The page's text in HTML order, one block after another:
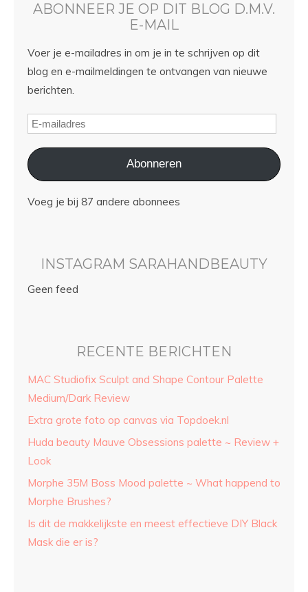
ABONNEER JE OP DIT BLOG D.M.V.
E-MAIL
Voer je e-mailadres in om je in te schrijven op dit
blog en e-mailmeldingen te ontvangen van nieuwe
berichten.
Abonneren
Voeg je bij 87 andere abonnees
INSTAGRAM SARAHANDBEAUTY
Geen feed
RECENTE BERICHTEN
MAC Studiofix Sculpt and Shape Contour Palette
Medium/Dark Review
Extra grote foto op canvas via Topdoek.nl
Huda beauty Mauve Obsessions palette ~ Review +
Look
Morphe 35M Boss Mood palette ~ What happend to
Morphe Brushes?
Is dit de makkelijkste en meest effectieve DIY Black
Mask die er is?